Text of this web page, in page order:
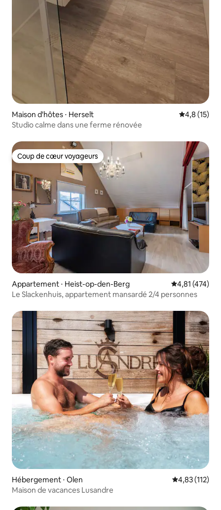
Maison d'hôtes ⋅ Herselt Évaluation
4,8 (15)
Studio calme dans une ferme rénovée
Coup de cœur voyageurs
Coup de cœur voyageurs
Appartement ⋅ Heist-op-den-Berg Évaluation
4,81 (474)
Le Slackenhuis, appartement mansardé 2/4 personnes
Hébergement ⋅ Olen Évaluation
4,83 (112)
Maison de vacances Lusandre